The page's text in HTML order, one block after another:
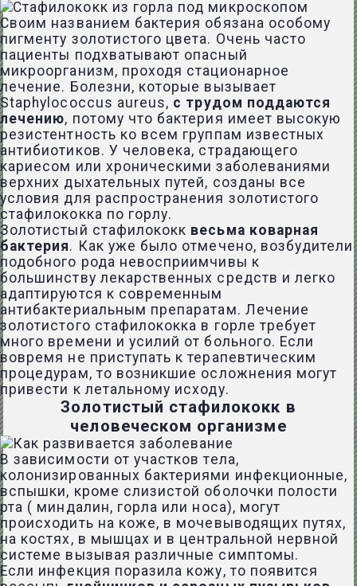
Своим названием бактерия обязана особому
пигменту золотистого цвета. Очень часто
пациенты подхватывают опасный
микроорганизм, проходя стационарное
лечение. Болезни, которые вызывает
Staphylococcus aureus, с трудом поддаются
лечению, потому что бактерия имеет высокую
резистентность ко всем группам известных
антибиотиков. У человека, страдающего
кариесом или хроническими заболеваниями
верхних дыхательных путей, созданы все
условия для распространения золотистого
стафилококка по горлу.
Золотистый стафилококк весьма коварная
бактерия. Как уже было отмечено, возбудители
подобного рода невосприимчивы к
большинству лекарственных средств и легко
адаптируются к современным
антибактериальным препаратам. Лечение
золотистого стафилококка в горле требует
много времени и усилий от больного. Если
вовремя не приступать к терапевтическим
процедурам, то возникшие осложнения могут
привести к летальному исходу.
Золотистый стафилококк в
человеческом организме
В зависимости от участков тела,
колонизированных бактериями инфекционные,
вспышки, кроме слизистой оболочки полости
рта ( миндалин, горла или носа), могут
происходить на коже, в мочевыводящих путях,
на костях, в мышцах и в центральной нервной
системе вызывая различные симптомы.
Если инфекция поразила кожу, то появится